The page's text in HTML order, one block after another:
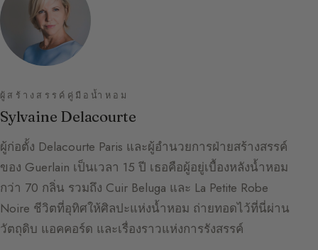
ผู้สร้างสรรค์คู่มือน้ำหอม
Sylvaine Delacourte
ผู้ก่อตั้ง Delacourte Paris และผู้อำนวยการฝ่ายสร้างสรรค์
ของ Guerlain เป็นเวลา 15 ปี เธอคือผู้อยู่เบื้องหลังน้ำหอม
กว่า 70 กลิ่น รวมถึง Cuir Beluga และ La Petite Robe
Noire ชีวิตที่อุทิศให้ศิลปะแห่งน้ำหอม ถ่ายทอดไว้ที่นี่ผ่าน
วัตถุดิบ แอคคอร์ด และเรื่องราวแห่งการรังสรรค์